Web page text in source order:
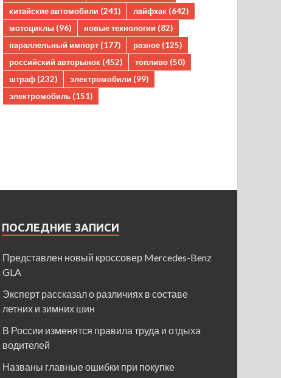
китайские автомобили (241) лайфхак (642)
мотоциклы (96) новые технологии (82)
параллельный импорт (177) разное (125)
российский авторынок (452) топливо (50)
штраф (232) электромобили (99)
электромобиль (151)
ПОСЛЕДНИЕ ЗАПИСИ
Представлен новый кроссовер Mercedes-Benz
GLA
Эксперт рассказал о различиях в составе
летних и зимних шин
В России изменятся правила труда и отдыха
водителей
Названы главные ошибки при покупке